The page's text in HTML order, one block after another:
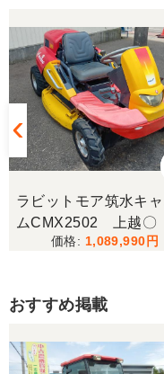
ラビットモア筑水キ
ムCMX2502 上越〇
1,089,990
おすすめ掲載